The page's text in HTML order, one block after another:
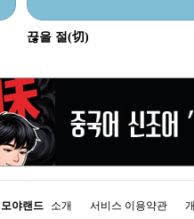
끊을 절(切)
모야랜드 소개 서비스 이용약관